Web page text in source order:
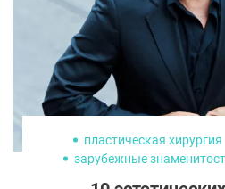
По словам
знаменитости
подражания, начиная от
четкой линии
идеальной улыбкой